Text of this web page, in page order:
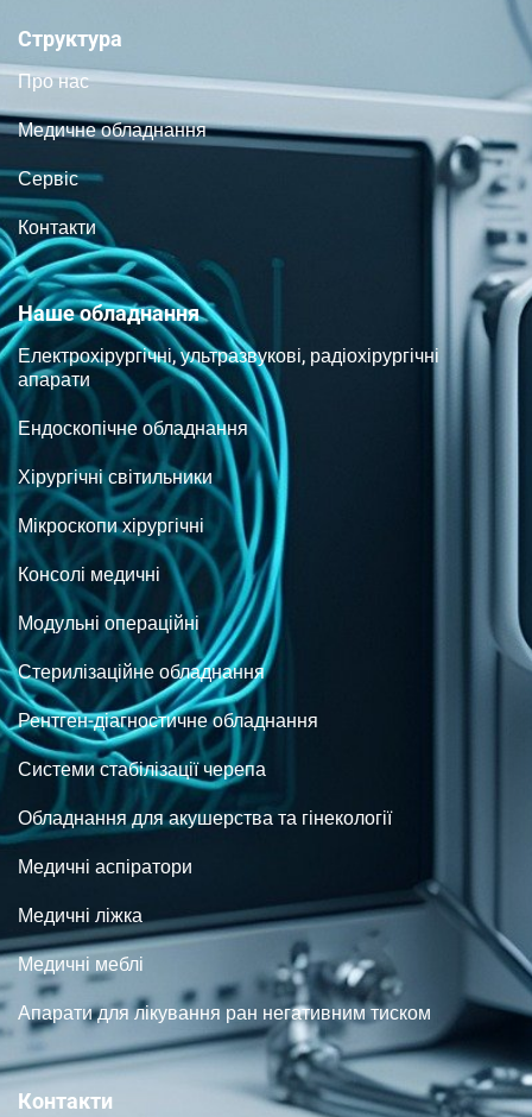
Структура
Про нас
Медичне обладнання
Сервіс
Контакти
Наше обладнання
Електрохірургічні, ультразвукові, радіохірургічні
апарати
Ендоскопічне обладнання
Хірургічні світильники
Мікроскопи хірургічні
Консолі медичні
Модульні операційні
Стерилізаційне обладнання
Рентген-діагностичне обладнання
Системи стабілізації черепа
Обладнання для акушерства та гінекології
Медичні аспіратори
Медичні ліжка
Медичні меблі
Апарати для лікування ран негативним тиском
Контакти